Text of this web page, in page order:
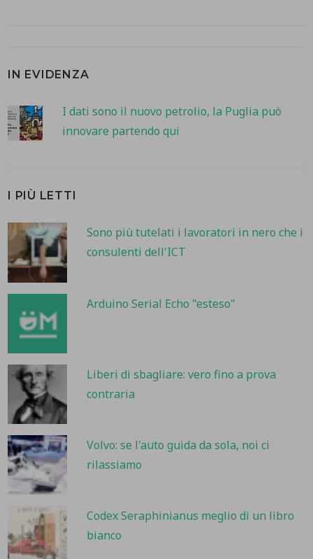
IN EVIDENZA
I dati sono il nuovo petrolio, la Puglia può
innovare partendo qui
I PIÙ LETTI
Sono più tutelati i lavoratori in nero che i
consulenti dell'ICT
Arduino Serial Echo "esteso"
Liberi di sbagliare: vero fino a prova
contraria
Volvo: se l'auto guida da sola, noi ci
rilassiamo
Codex Seraphinianus meglio di un libro
bianco